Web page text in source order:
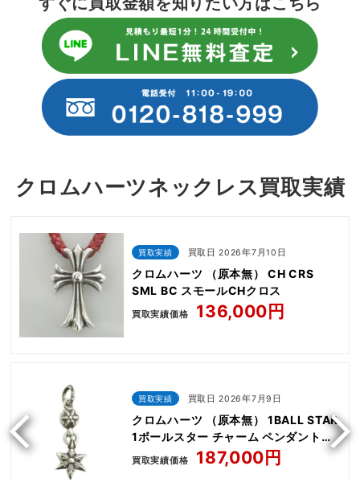
クロムハーツネックレス買取実績
買取実績 買取日 2026年7月10日
クロムハーツ （原本無） CH CRS
SML BC スモールCHクロス
買取実績価格 136,000円
買取実績 買取日 2026年7月9日
クロムハーツ （原本無） 1BALL STAR
1ボールスター チャーム ペンダントト
ップ
買取実績価格 187,000円